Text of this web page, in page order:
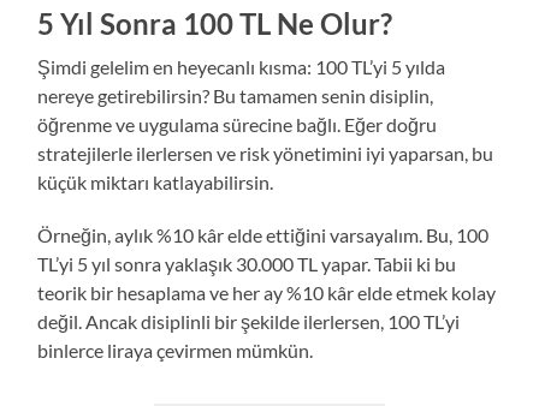
5 Yıl Sonra 100 TL Ne Olur?
Şimdi gelelim en heyecanlı kısma: 100 TL’yi 5 yılda
nereye getirebilirsin? Bu tamamen senin disiplin,
öğrenme ve uygulama sürecine bağlı. Eğer doğru
stratejilerle ilerlersen ve risk yönetimini iyi yaparsan, bu
küçük miktarı katlayabilirsin.
Örneğin, aylık %10 kâr elde ettiğini varsayalım. Bu, 100
TL’yi 5 yıl sonra yaklaşık 30.000 TL yapar. Tabii ki bu
teorik bir hesaplama ve her ay %10 kâr elde etmek kolay
değil. Ancak disiplinli bir şekilde ilerlersen, 100 TL’yi
binlerce liraya çevirmen mümkün.